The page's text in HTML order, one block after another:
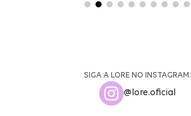
SIGA A LORE NO INSTAGRAM:
@lore.oficial